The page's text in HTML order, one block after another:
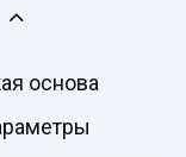
основа